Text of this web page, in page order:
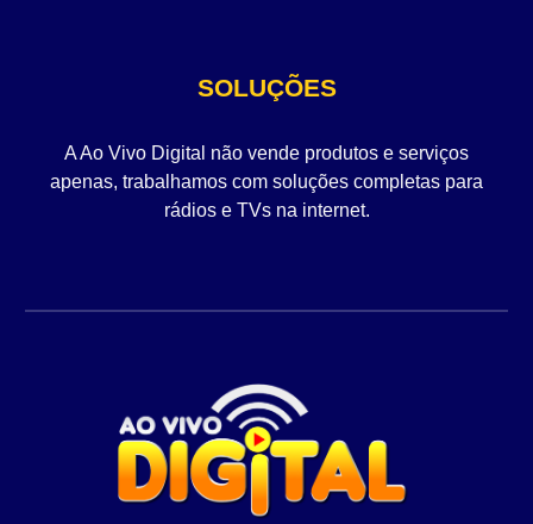
SOLUÇÕES
A Ao Vivo Digital não vende produtos e serviços
apenas, trabalhamos com soluções completas para
rádios e TVs na internet.